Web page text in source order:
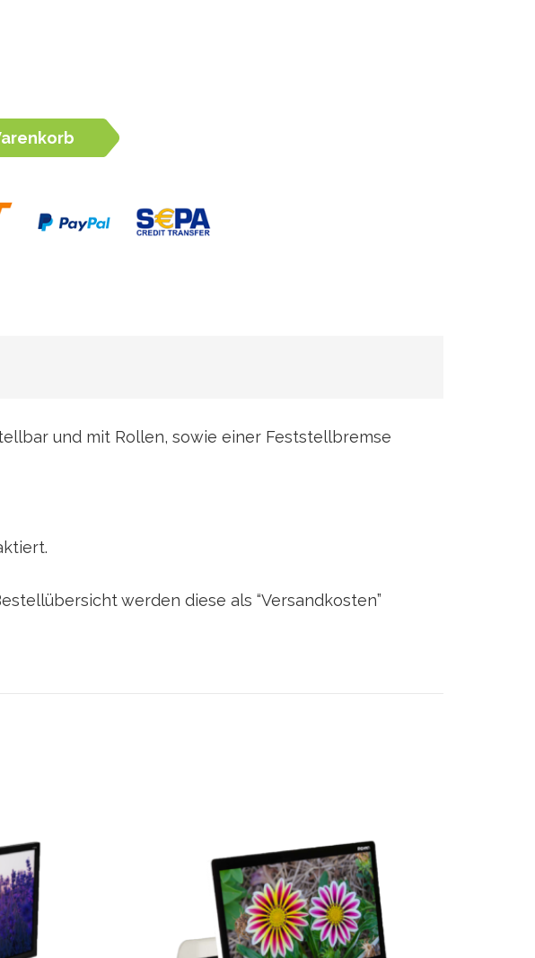
und mit Rollen, sowie einer Feststellbremse
werden diese als “Versandkosten”